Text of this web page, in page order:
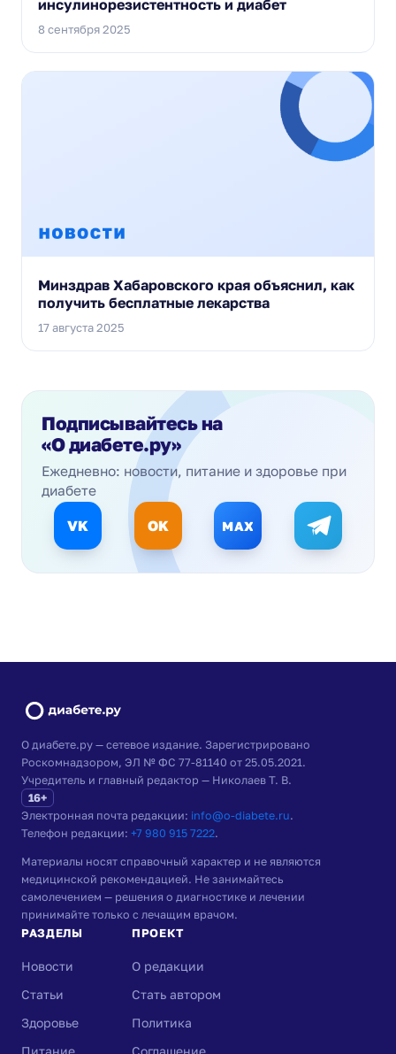
инсулинорезистентность и диабет
8 сентября 2025
Минздрав Хабаровского края объяснил, как
получить бесплатные лекарства
17 августа 2025
Подписывайтесь на
«О диабете.ру»
Ежедневно: новости, питание и здоровье при
диабете
VK OK MAX
О диабете.ру — сетевое издание. Зарегистрировано
Роскомнадзором, ЭЛ № ФС 77-81140 от 25.05.2021.
Учредитель и главный редактор — Николаев Т. В.
16+
Электронная почта редакции: info@o-diabete.ru.
Телефон редакции: +7 980 915 7222.
Материалы носят справочный характер и не являются
медицинской рекомендацией. Не занимайтесь
самолечением — решения о диагностике и лечении
принимайте только с лечащим врачом.
РАЗДЕЛЫ
Новости
Статьи
Здоровье
Питание
ПРОЕКТ
О редакции
Стать автором
Политика
Соглашение